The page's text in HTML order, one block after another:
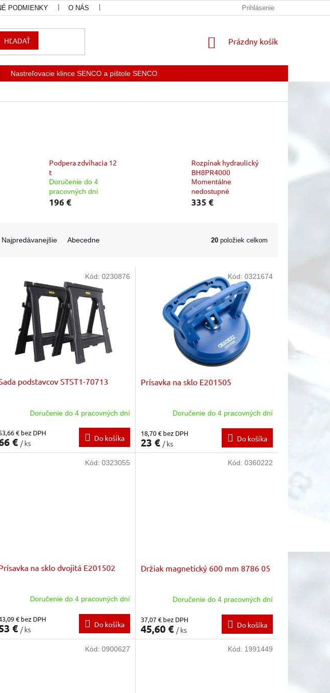
PODMIENKY O NÁS Prihlásenie
HĽADAŤ
NÁKUPNÝ
Prázdny košík
Nastreľovacie klince SENCO a pištole SENCO
Podpera zdvíhacia 12
t
Doručenie do 4
pracovných dní
196 €
Rozpínak hydraulický
BH8PR4000
Momentálne
nedostupné
335 €
Najpredávanejšie Abecedne 20 položiek celkom
podstavcov STST1-70713
Doručenie do 4 pracovných dní
€ bez DPH
€ / ks
Do košíka
Kód: 0230876
Prísavka na sklo E201505
Doručenie do 4 pracovných dní
18,70 € bez DPH
23 € / ks
Do košíka
Kód: 0321674
na sklo dvojitá E201502
Doručenie do 4 pracovných dní
€ bez DPH
€ / ks
Do košíka
Kód: 0323055
Držiak magnetický 600 mm 8786 05
Doručenie do 4 pracovných dní
37,07 € bez DPH
45,60 € / ks
Do košíka
Kód: 0360222
Kód: 0900627 Kód: 1991449